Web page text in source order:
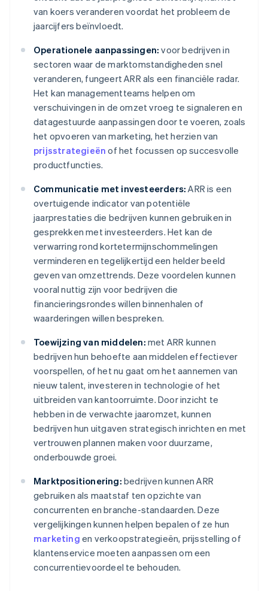
van koers veranderen voordat het probleem de
jaarcijfers beïnvloedt.
Operationele aanpassingen: voor bedrijven in
sectoren waar de marktomstandigheden snel
veranderen, fungeert ARR als een financiële radar.
Het kan managementteams helpen om
verschuivingen in de omzet vroeg te signaleren en
datagestuurde aanpassingen door te voeren, zoals
het opvoeren van marketing, het herzien van
prijsstrategieën of het focussen op succesvolle
productfuncties.
Communicatie met investeerders: ARR is een
overtuigende indicator van potentiële
jaarprestaties die bedrijven kunnen gebruiken in
gesprekken met investeerders. Het kan de
verwarring rond kortetermijnschommelingen
verminderen en tegelijkertijd een helder beeld
geven van omzettrends. Deze voordelen kunnen
vooral nuttig zijn voor bedrijven die
financieringsrondes willen binnenhalen of
waarderingen willen bespreken.
Toewijzing van middelen: met ARR kunnen
bedrijven hun behoefte aan middelen effectiever
voorspellen, of het nu gaat om het aannemen van
nieuw talent, investeren in technologie of het
uitbreiden van kantoorruimte. Door inzicht te
hebben in de verwachte jaaromzet, kunnen
bedrijven hun uitgaven strategisch inrichten en met
vertrouwen plannen maken voor duurzame,
onderbouwde groei.
Marktpositionering: bedrijven kunnen ARR
gebruiken als maatstaf ten opzichte van
concurrenten en branche-standaarden. Deze
vergelijkingen kunnen helpen bepalen of ze hun
marketing en verkoopstrategieën, prijsstelling of
klantenservice moeten aanpassen om een
concurrentievoordeel te behouden.